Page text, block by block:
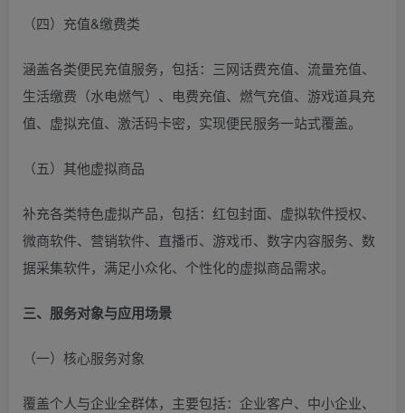
（四）充值&缴费类
涵盖各类便民充值服务，包括：三网话费充值、流量充值、
生活缴费（水电燃气）、电费充值、燃气充值、游戏道具充
值、虚拟充值、激活码卡密，实现便民服务一站式覆盖。
（五）其他虚拟商品
补充各类特色虚拟产品，包括：红包封面、虚拟软件授权、
微商软件、营销软件、直播币、游戏币、数字内容服务、数
据采集软件，满足小众化、个性化的虚拟商品需求。
三、服务对象与应用场景
（一）核心服务对象
覆盖个人与企业全群体，主要包括：企业客户、中小企业、